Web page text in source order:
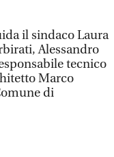
il sindaco Laura
Alessandro
tecnico
Marco
di